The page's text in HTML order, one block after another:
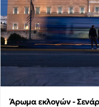
Άρωμα εκλογών -